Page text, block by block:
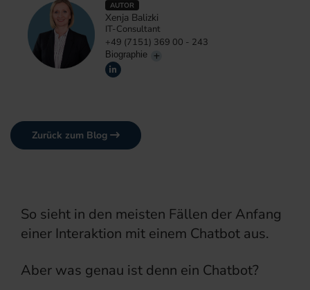
AUTOR
Xenja Balizki
IT-Consultant
+49 (7151) 369 00 - 243
Biographie
Zurück zum Blog
So sieht in den meisten Fällen der Anfang
einer Interaktion mit einem Chatbot aus.
Aber was genau ist denn ein Chatbot?